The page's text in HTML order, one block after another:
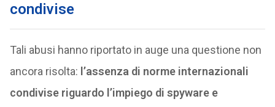
condivise
Tali abusi hanno riportato in auge una questione non
ancora risolta: l’assenza di norme internazionali
condivise riguardo l’impiego di spyware e